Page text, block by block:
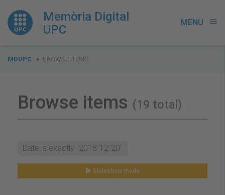
Memòria Digital
UPC
MENU menu
You
MDUPC BROWSE ITEMS
Browse items (19 total)
Date is exactly "2018-12-20"
Slideshow mode